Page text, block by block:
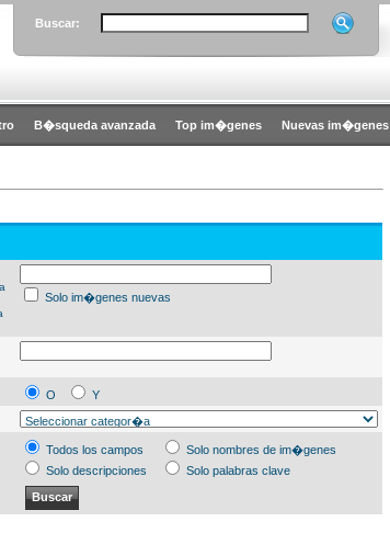
Buscar:
B�squeda avanzada Top im�genes Nuevas im�genes
Solo im�genes nuevas
O
Y
Todos los campos
Solo nombres de im�genes
Solo descripciones
Solo palabras clave